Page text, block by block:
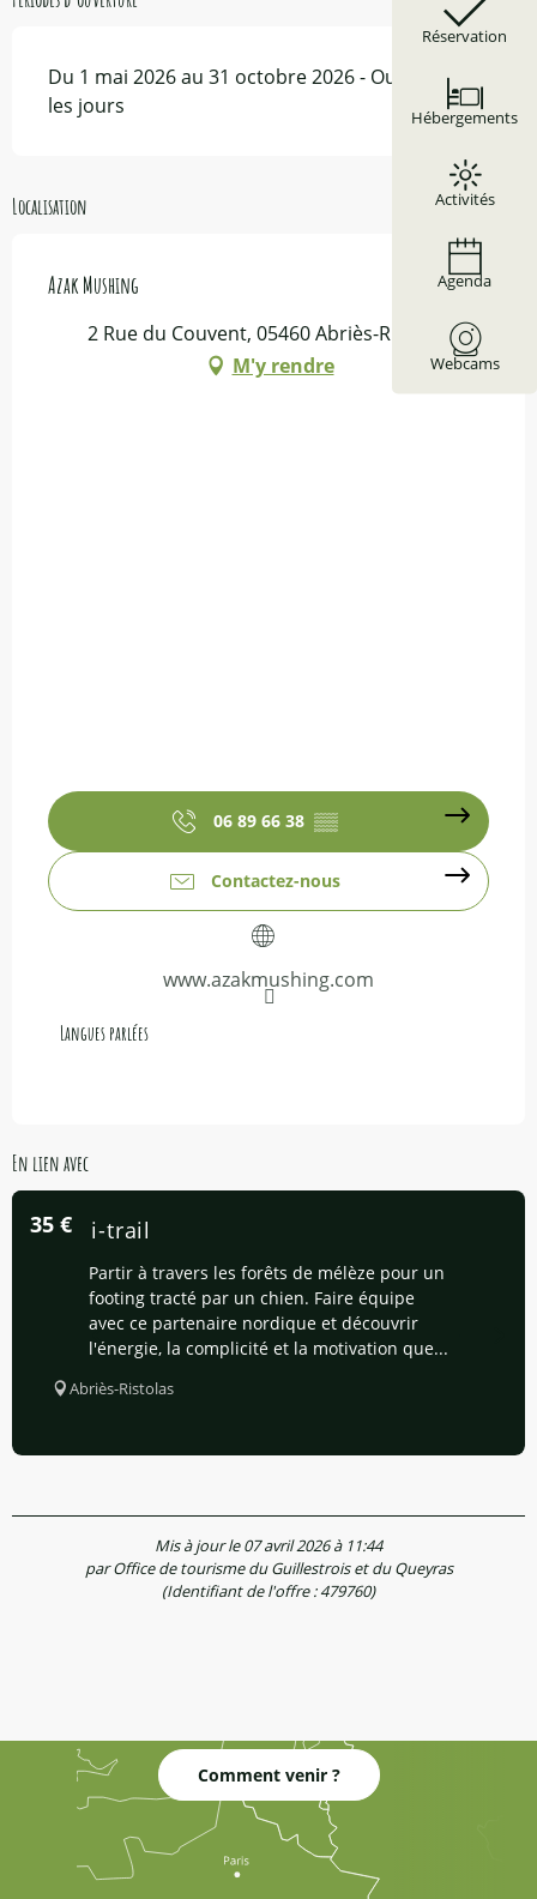
Réservation
Hébergements
Activités
Agenda
Webcams
Du 1 mai 2026 au 31 octobre 2026 - Ouvert tous
les jours
Localisation
Azak Mushing
2 Rue du Couvent, 05460 Abriès-Ristolas
M'y rendre
06 89 66 38 ▒▒
Contactez-nous
www.azakmushing.com
Langues parlées
Langues parlées
En lien avec
35 €
Cani-trail
Partir à travers les forêts de mélèze pour un
footing tracté par un chien. Faire équipe
avec ce partenaire nordique et découvrir
l'énergie, la complicité et la motivation que...
Abriès-Ristolas
Mis à jour le 07 avril 2026 à 11:44
par Office de tourisme du Guillestrois et du Queyras
(Identifiant de l'offre :479760)
Comment venir ?